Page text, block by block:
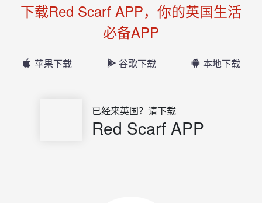
下载Red Scarf APP，你的英国生活
必备APP
苹果下载 谷歌下载 本地下载
已经来英国？请下载
Red Scarf APP